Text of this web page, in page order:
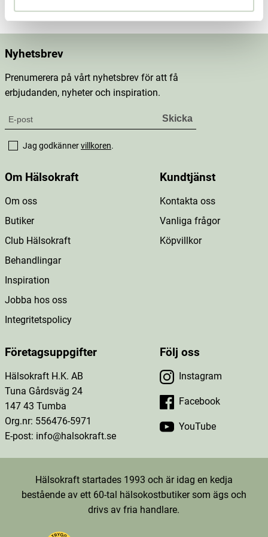
Nyhetsbrev
Prenumerera på vårt nyhetsbrev för att få
erbjudanden, nyheter och inspiration.
Jag godkännervillkoren.
Om Hälsokraft
Om oss
Butiker
Club Hälsokraft
Behandlingar
Inspiration
Jobba hos oss
Integritetspolicy
Kundtjänst
Kontakta oss
Vanliga frågor
Köpvillkor
Företagsuppgifter
Hälsokraft H.K. AB
Tuna Gårdsväg 24
147 43 Tumba
Org.nr: 556476-5971
E-post: info@halsokraft.se
Följ oss
Instagram
Facebook
YouTube
Hälsokraft startades 1993 och är idag en kedja
bestående av ett 60-tal hälsokostbutiker som ägs och
drivs av fria handlare.